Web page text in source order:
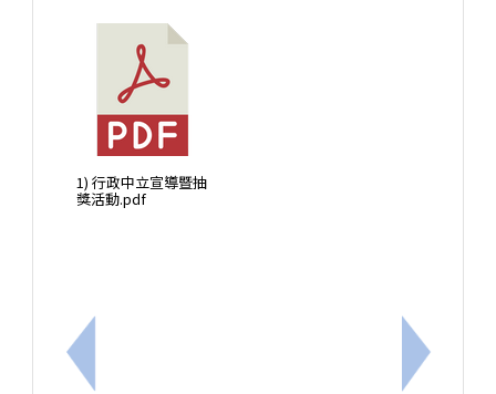
上一筆：行政中立，全民得益；依法行政，公平公
1) 行政中立宣導暨抽
獎活動.pdf
下一筆：